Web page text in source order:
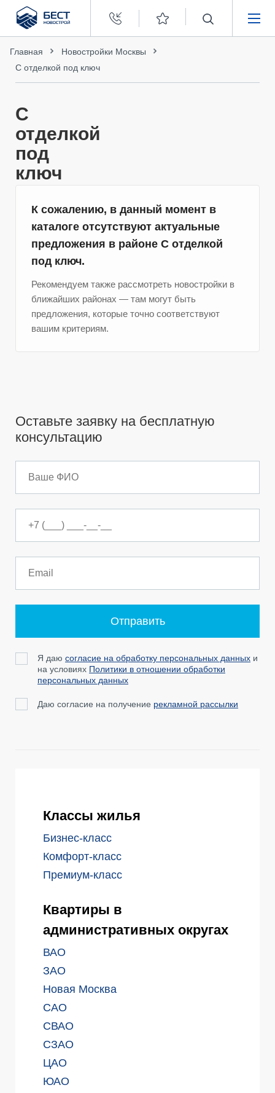
Бест
Новострой
НЕДВИЖИМОСТЬ
ПОКУПАТЕЛЯМ
ЗАСТРОЙЩИКАМ
О КОМПАНИИ
Главная
Новостройки Москвы
С отделкой под ключ
С
отделкой
под
ключ
К сожалению, в данный момент в
каталоге отсутствуют актуальные
предложения в районе С отделкой
под ключ.
Рекомендуем также рассмотреть новостройки в
ближайших районах — там могут быть
предложения, которые точно соответствуют
вашим критериям.
Оставьте заявку на бесплатную
консультацию
Отправить
Я даю согласие на обработку персональных данных и
на условиях Политики в отношении обработки
персональных данных
Даю согласие на получение рекламной рассылки
Классы жилья
Бизнес-класс
Комфорт-класс
Премиум-класс
Квартиры в
административных округах
ВАО
ЗАО
Новая Москва
САО
СВАО
СЗАО
ЦАО
ЮАО